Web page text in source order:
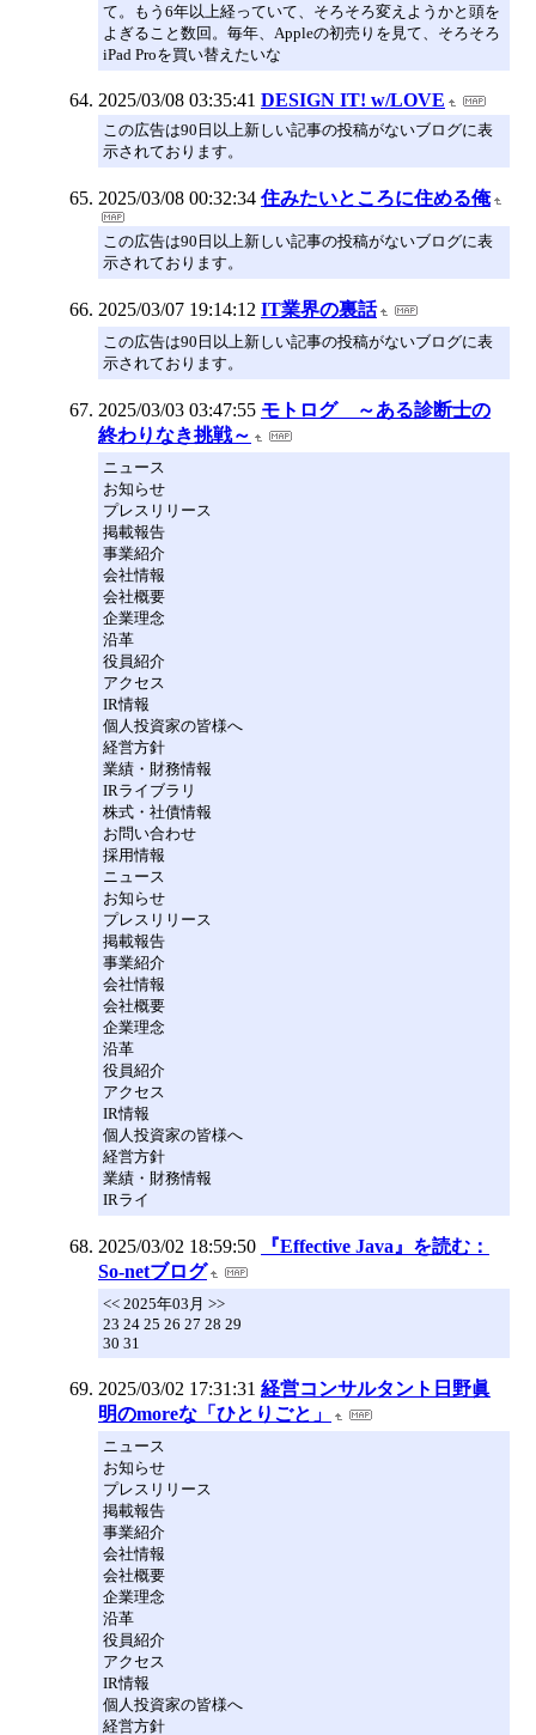
て。もう6年以上経っていて、そろそろ変えようかと頭を
よぎること数回。毎年、Appleの初売りを見て、そろそろ
iPad Proを買い替えたいな
2025/03/08 03:35:41 DESIGN IT! w/LOVE
この広告は90日以上新しい記事の投稿がないブログに表
示されております。
2025/03/08 00:32:34 住みたいところに住める俺
この広告は90日以上新しい記事の投稿がないブログに表
示されております。
2025/03/07 19:14:12 IT業界の裏話
この広告は90日以上新しい記事の投稿がないブログに表
示されております。
2025/03/03 03:47:55 モトログ ～ある診断士の
終わりなき挑戦～
ニュース
お知らせ
プレスリリース
掲載報告
事業紹介
会社情報
会社概要
企業理念
沿革
役員紹介
アクセス
IR情報
個人投資家の皆様へ
経営方針
業績・財務情報
IRライブラリ
株式・社債情報
お問い合わせ
採用情報
ニュース
お知らせ
プレスリリース
掲載報告
事業紹介
会社情報
会社概要
企業理念
沿革
役員紹介
アクセス
IR情報
個人投資家の皆様へ
経営方針
業績・財務情報
IRライ
2025/03/02 18:59:50
『Effective Java』を読む：
So-netブログ
<< 2025年03月 >>
23 24 25 26 27 28 29
30 31
2025/03/02 17:31:31 経営コンサルタント日野眞
明のmoreな「ひとりごと」
ニュース
お知らせ
プレスリリース
掲載報告
事業紹介
会社情報
会社概要
企業理念
沿革
役員紹介
アクセス
IR情報
個人投資家の皆様へ
経営方針